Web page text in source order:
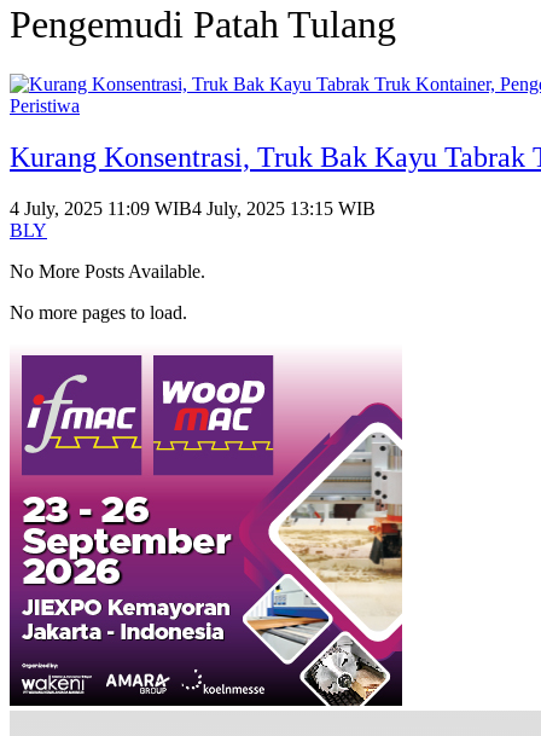
Pengemudi Patah Tulang
Peristiwa
Kurang Konsentrasi, Truk Bak Kayu Tabrak
4 July, 2025 11:09 WIB4 July, 2025 13:15 WIB
BLY
No More Posts Available.
No more pages to load.